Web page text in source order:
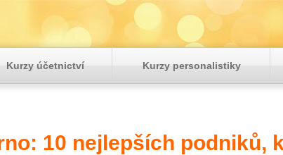
Kurzy účetnictví Kurzy personalistiky
10 nejlepších podniků,